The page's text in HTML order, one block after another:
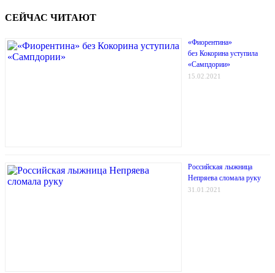
СЕЙЧАС ЧИТАЮТ
«Фиорентина»
без Кокорина уступила
«Сампдории»
15.02.2021
Российская лыжница
Непряева сломала руку
31.01.2021